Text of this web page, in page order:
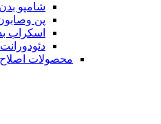
شامپو بدن
پن
اسکراب
محصولات اصلاح